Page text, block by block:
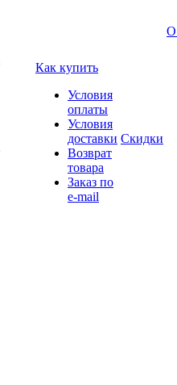
Как купить
Условия
оплаты
Условия
доставки
Возврат
товара
Заказ по
e-mail
Скидки
О